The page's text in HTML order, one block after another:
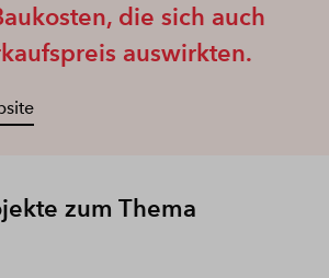
die sich auch
auswirkten.
zum Thema